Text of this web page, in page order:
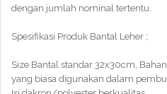
dengan jumlah nominal tertentu.
Spesifikasi Produk Bantal Leher ;
Size Bantal standar 32x30cm,
yang biasa digunakan dalam